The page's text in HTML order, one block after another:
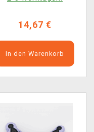
14,67 €
In den Warenkorb